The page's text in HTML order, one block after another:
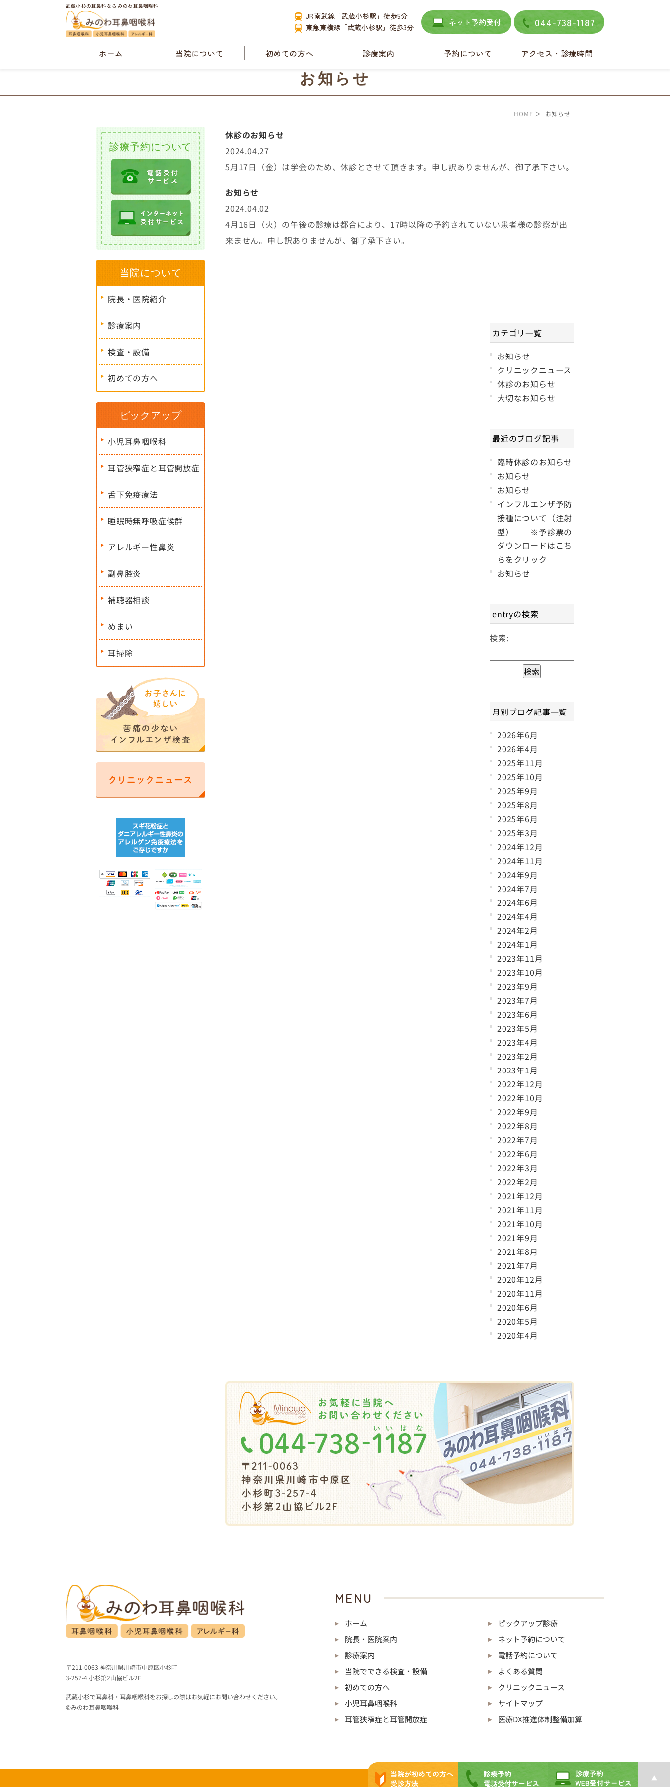
武蔵小杉の耳鼻科なら みのわ耳鼻咽喉科
JR南武線「武蔵小杉駅」徒歩5分
東急東横線「武蔵小杉駅」徒歩3分
ネット予約受付 044-738-1187
ホーム
当院について
クリニックニュース
初めての方へ
診療案内
小児耳鼻咽喉科
耳管狭窄症と耳管開
耳掃除
予約について
アクセス・診療時間
お知らせ
HOME ＞ お知らせ
休診のお知らせ
2024.04.27
5月17日（金）は学会のため、休診とさせて頂きます。申し訳ありませんが、御了承下さい。
お知らせ
2024.04.02
4月16日（火）の午後の診療は都合により、17時以降の予約されていない患者様の診察が出
来ません。申し訳ありませんが、御了承下さい。
カテゴリ一覧
お知らせ
クリニックニュース
休診のお知らせ
大切なお知らせ
最近のブログ記事
臨時休診のお知らせ
お知らせ
お知らせ
インフルエンザ予防
接種について（注射
型） ※予診票の
ダウンロードはこち
らをクリック
お知らせ
entryの検索
検索:
月別ブログ記事一覧
2026年6月
2026年4月
2025年11月
2025年10月
2025年9月
2025年8月
2025年6月
2025年3月
2024年12月
2024年11月
2024年9月
2024年7月
2024年6月
2024年4月
2024年2月
2024年1月
2023年11月
2023年10月
2023年9月
2023年7月
2023年6月
2023年5月
2023年4月
2023年2月
2023年1月
2022年12月
2022年10月
2022年9月
2022年8月
2022年7月
2022年6月
2022年3月
2022年2月
2021年12月
2021年11月
2021年10月
2021年9月
2021年8月
2021年7月
2020年12月
2020年11月
2020年6月
2020年5月
2020年4月
診療予約について
当院について
院長・医院紹介
診療案内
検査・設備
初めての方へ
ピックアップ
小児耳鼻咽喉科
耳管狭窄症と耳管開放症
舌下免疫療法
睡眠時無呼吸症候群
アレルギー性鼻炎
副鼻腔炎
補聴器相談
めまい
耳掃除
〒211-0063 神奈川県川崎市中原区小杉町
3-257-4 小杉第2山協ビル2F
武蔵小杉で耳鼻科・耳鼻咽喉科をお探しの際はお気軽にお問い合わせください。
©みのわ耳鼻咽喉科
MENU
ホーム
院長・医院案内
診療案内
当院でできる検査・設備
初めての方へ
小児耳鼻咽喉科
耳管狭窄症と耳管開放症
ピックアップ診療
ネット予約について
電話予約について
よくある質問
クリニックニュース
サイトマップ
医療DX推進体制整備加算